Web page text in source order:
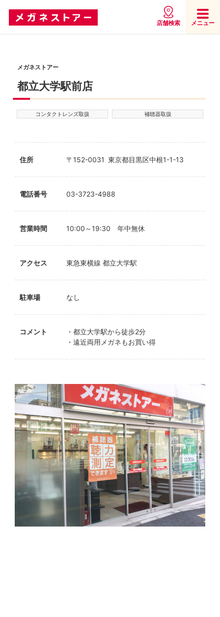
店舗検索 メニュー
メガネストアー
都立大学駅前店
コンタクトレンズ取扱 補聴器取扱
住所 〒152-0031 東京都目黒区中根1-1-13
電話番号 03-3723-4988
営業時間 10:00～19:30 年中無休
アクセス 東急東横線 都立大学駅
駐車場 なし
コメント
・都立大学駅から徒歩2分
・遠近両用メガネもお買い得